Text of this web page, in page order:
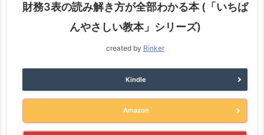
財務3表の読み解き方が全部わかる本 (「いちば
んやさしい教本」シリーズ)
created by Rinker
Kindle
Amazon